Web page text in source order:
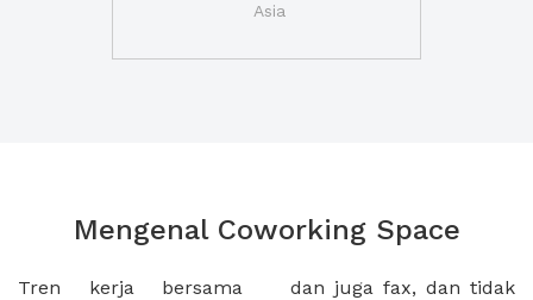
Asia
Mengenal Coworking Space
Tren kerja bersama
dan juga fax, dan tidak